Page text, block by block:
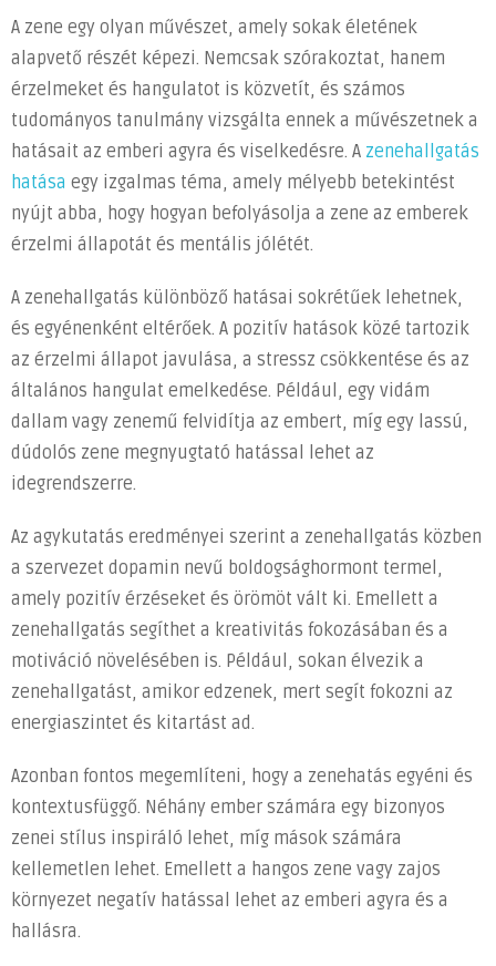
Az
Érzelmeket
és
a
Hangulatot
a
zenehallgatás
A zene egy olyan művészet, amely sokak életének
alapvető részét képezi. Nemcsak szórakoztat, hanem
érzelmeket és hangulatot is közvetít, és számos
tudományos tanulmány vizsgálta ennek a művészetnek a
hatásait az emberi agyra és viselkedésre. A zenehallgatás
hatása egy izgalmas téma, amely mélyebb betekintést
nyújt abba, hogy hogyan befolyásolja a zene az emberek
érzelmi állapotát és mentális jólétét.
A zenehallgatás különböző hatásai sokrétűek lehetnek,
és egyénenként eltérőek. A pozitív hatások közé tartozik
az érzelmi állapot javulása, a stressz csökkentése és az
általános hangulat emelkedése. Például, egy vidám
dallam vagy zenemű felvidítja az embert, míg egy lassú,
dúdolós zene megnyugtató hatással lehet az
idegrendszerre.
Az agykutatás eredményei szerint a zenehallgatás közben
a szervezet dopamin nevű boldogsághormont termel,
amely pozitív érzéseket és örömöt vált ki. Emellett a
zenehallgatás segíthet a kreativitás fokozásában és a
motiváció növelésében is. Például, sokan élvezik a
zenehallgatást, amikor edzenek, mert segít fokozni az
energiaszintet és kitartást ad.
Azonban fontos megemlíteni, hogy a zenehatás egyéni és
kontextusfüggő. Néhány ember számára egy bizonyos
zenei stílus inspiráló lehet, míg mások számára
kellemetlen lehet. Emellett a hangos zene vagy zajos
környezet negatív hatással lehet az emberi agyra és a
hallásra.